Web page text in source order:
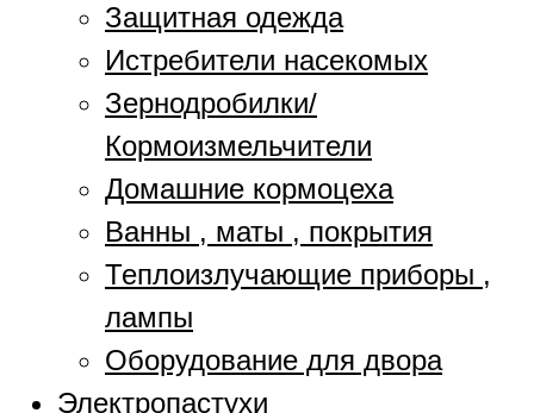
Защитная одежда
Истребители насекомых
Зернодробилки/
Кормоизмельчители
Домашние кормоцеха
Ванны , маты , покрытия
Теплоизлучающие приборы ,
лампы
Оборудование для двора
Электропастухи